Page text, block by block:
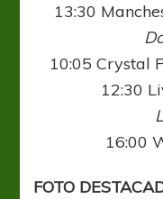
13:30
10:05 Crystal
12:30
16:00
FOTO